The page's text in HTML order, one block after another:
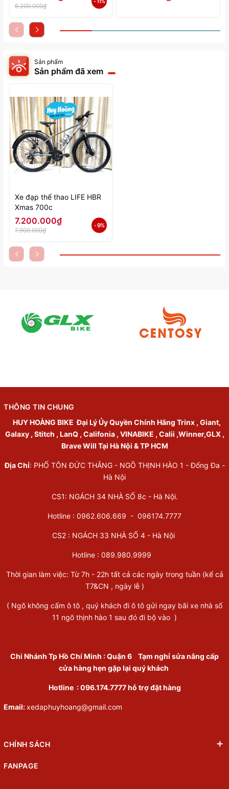
6.200.000₫
Sản phẩm
Sản phẩm đã xem
Xe đạp thể thao LIFE HBR
Xmas 700c
7.200.000₫
7.900.000₫
- 9%
THÔNG TIN CHUNG
HUY HOÀNG BIKE Đại Lý Ủy Quyền Chính Hãng Trinx , Giant,
Galaxy , Stitch , LanQ , Califonia , VINABIKE , Calii ,Winner,GLX ,
Brave Will Tại Hà Nội & TP HCM
Địa Chỉ: PHỐ TÔN ĐỨC THẮNG - NGÕ THỊNH HÀO 1 - Đống Đa -
Hà Nội
CS1: NGÁCH 34 NHÀ SỐ 8c - Hà Nội.
Hotline : 0962.606.669 - 096174.7777
CS2 : NGÁCH 33 NHÀ SỐ 4 - Hà Nội
Hotline : 089.980.9999
Thời gian làm việc: Từ 7h - 22h tất cả các ngày trong tuần (kể cả
T7&CN , ngày lễ )
( Ngõ không cấm ô tô , quý khách đi ô tô gửi ngay bãi xe nhà số
11 ngõ thịnh hào 1 sau đó đi bộ vào )
Chi Nhánh Tp Hồ Chí Minh :Quận 6 Tạm nghỉ sửa nâng cấp
cửa hàng hẹn gặp lại quý khách
Hotline : 096.174.7777 hỗ trợ đặt hàng
Email:xedaphuyhoang@gmail.com
CHÍNH SÁCH
FANPAGE